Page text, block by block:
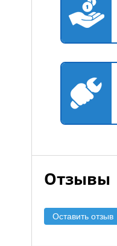
Отзывы
Оставить отзыв